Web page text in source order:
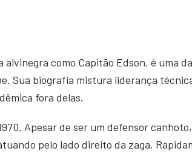
como Capitão Edson, é uma
Sua biografia mistura liderança
fora delas.
Apesar de ser um defensor
pelo lado direito da zaga.